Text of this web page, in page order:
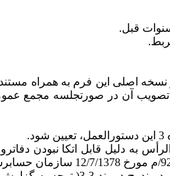
قبل.
مالیات(به شرح پیوست شماره 1) باید توسط حسابرس تکمیل و
آن در صورتجلسه مجمع
دلیل قابل اتکا نبودن دفاترو